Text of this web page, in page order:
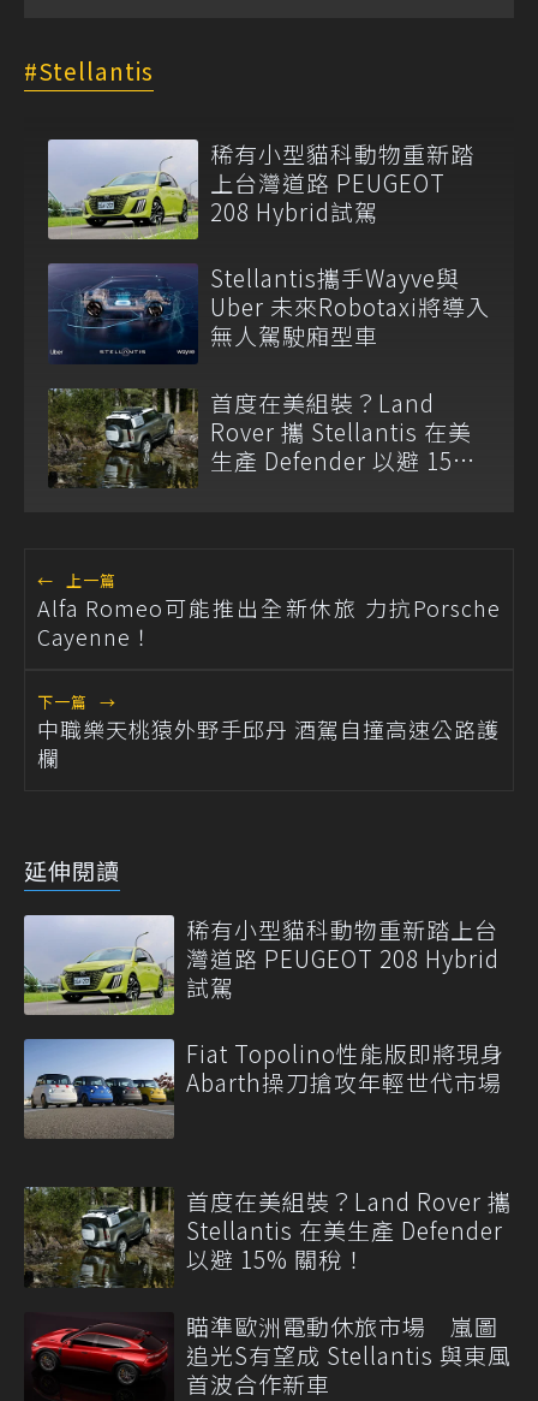
Stellantis
稀有小型貓科動物重新踏
上台灣道路 PEUGEOT
208 Hybrid試駕
Stellantis攜手Wayve與
Uber 未來Robotaxi將導入
無人駕駛廂型車
首度在美組裝？Land
Rover 攜 Stellantis 在美
生產 Defender 以避 15%
← 上一篇
Alfa Romeo可能推出全新休旅 力抗Porsche
Cayenne！
下一篇 →
中職樂天桃猿外野手邱丹 酒駕自撞高速公路護
欄
延伸閱讀
稀有小型貓科動物重新踏上台
灣道路 PEUGEOT 208 Hybrid
試駕
Fiat Topolino性能版即將現身
Abarth操刀搶攻年輕世代市場
首度在美組裝？Land Rover 攜
Stellantis 在美生產 Defender
以避 15% 關稅！
瞄準歐洲電動休旅市場 嵐圖
追光S有望成 Stellantis 與東風
首波合作新車